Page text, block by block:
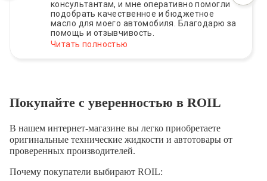
консультантам, и мне оперативно помогли
подобрать качественное и бюджетное
масло для моего автомобиля. Благодарю за
помощь и отзывчивость.
Читать полностью
Покупайте с уверенностью в ROIL
В нашем интернет-магазине вы легко приобретаете
оригинальные технические жидкости и автотовары от
проверенных производителей.
Почему покупатели выбирают ROIL: